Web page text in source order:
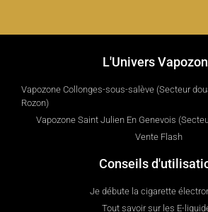
L'Univers
Vapozone Collonges-sous-salève (Secteur
Rozon)
Vapozone Saint Julien En Genevois
Vente Flash
Conseils
Je débute la cigarette
Tout savoir sur les E-